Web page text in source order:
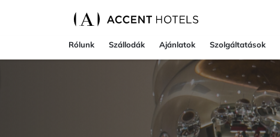
Rólunk Szállodák Ajánlatok Szolgáltatások